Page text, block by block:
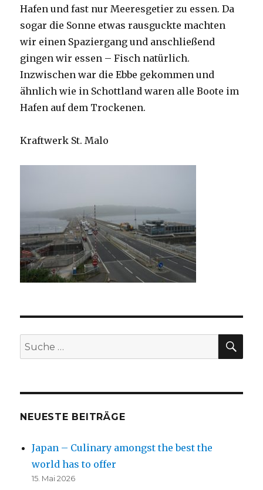
Hafen und fast nur Meeresgetier zu essen. Da
sogar die Sonne etwas rausguckte machten
wir einen Spaziergang und anschließend
gingen wir essen – Fisch natürlich.
Inzwischen war die Ebbe gekommen und
ähnlich wie in Schottland waren alle Boote im
Hafen auf dem Trockenen.
Kraftwerk St. Malo
Suche
nach:
NEUESTE BEITRÄGE
Japan – Culinary amongst the best the
world has to offer
15. Mai 2026